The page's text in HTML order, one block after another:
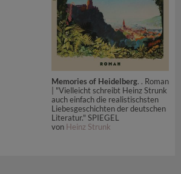
Memories of Heidelberg. . Roman
| "Vielleicht schreibt Heinz Strunk
auch einfach die realistischsten
Liebesgeschichten der deutschen
Literatur." SPIEGEL
von Heinz Strunk